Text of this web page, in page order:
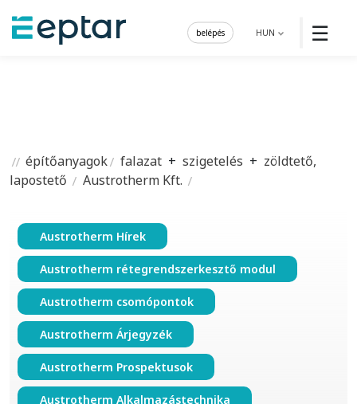
☰
HUN
belépés
építőanyagok falazat + szigetelés + zöldtető,
lapostető
Austrotherm Kft.
Austrotherm Hírek
Austrotherm rétegrendszerkesztő modul
Austrotherm csomópontok
Austrotherm Árjegyzék
Austrotherm Prospektusok
Austrotherm Alkalmazástechnika